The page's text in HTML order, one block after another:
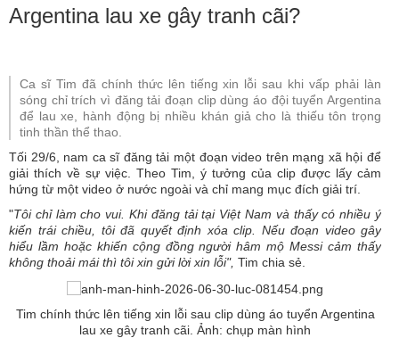
Argentina lau xe gây tranh cãi?
Ca sĩ Tim đã chính thức lên tiếng xin lỗi sau khi vấp phải làn
sóng chỉ trích vì đăng tải đoạn clip dùng áo đội tuyển Argentina
để lau xe, hành động bị nhiều khán giả cho là thiếu tôn trọng
tinh thần thể thao.
Tối 29/6, nam ca sĩ đăng tải một đoạn video trên mạng xã hội để
giải thích về sự việc. Theo Tim, ý tưởng của clip được lấy cảm
hứng từ một video ở nước ngoài và chỉ mang mục đích giải trí.
"Tôi chỉ làm cho vui. Khi đăng tải tại Việt Nam và thấy có nhiều ý
kiến trái chiều, tôi đã quyết định xóa clip. Nếu đoạn video gây
hiểu lầm hoặc khiến cộng đồng người hâm mộ Messi cảm thấy
không thoải mái thì tôi xin gửi lời xin lỗi", Tim chia sẻ.
Tim chính thức lên tiếng xin lỗi sau clip dùng áo tuyển Argentina
lau xe gây tranh cãi. Ảnh: chụp màn hình